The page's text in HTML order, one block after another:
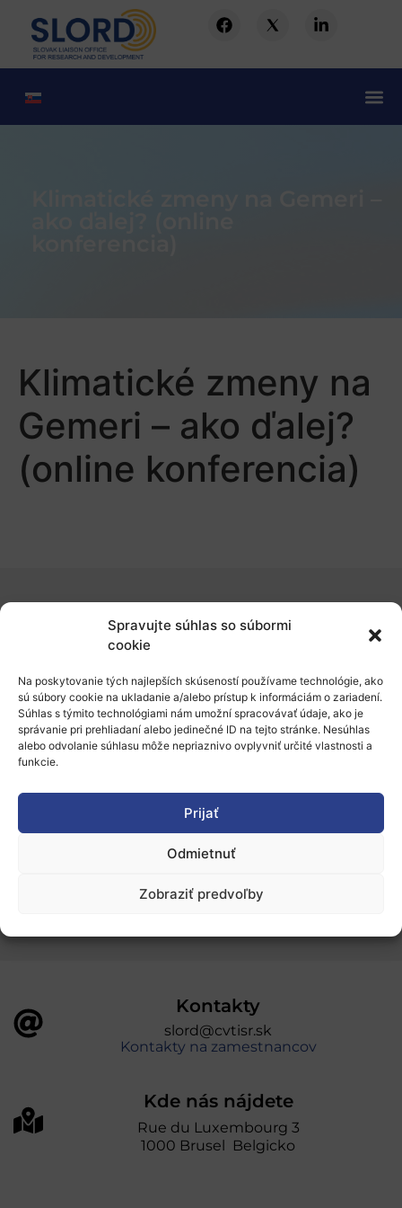
Spravujte súhlas so súbormi
cookie
Na poskytovanie tých najlepších skúseností používame technológie, ako
sú súbory cookie na ukladanie a/alebo prístup k informáciám o zariadení.
Súhlas s týmito technológiami nám umožní spracovávať údaje, ako je
správanie pri prehliadaní alebo jedinečné ID na tejto stránke. Nesúhlas
alebo odvolanie súhlasu môže nepriaznivo ovplyvniť určité vlastnosti a
funkcie.
Prijať
Odmietnuť
Zobraziť predvoľby
Klimatické zmeny na
Gemeri – ako ďalej?
(online konferencia)
O nás
Financovanie a podpora
Stáže a pobyty
Novinky
Ochrana osobných údajov
„Projekt SK4ERA II je spolufinancovaný Európskou
prevádzkuje Centrum vedecko-technických
Kontakty
slord@cvtisr.sk
Kontakty na zamestnancov
Kde nás nájdete
Rue du Luxembourg 3
1000 Brusel Belgicko